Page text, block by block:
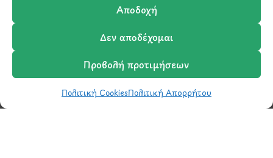
Αποδοχή
Δεν αποδέχομαι
Προβολή προτιμήσεων
Πολιτική CookiesΠολιτική Απορρήτου
Μάθετε πρώτοι τα νέα
και τις προσφορές
μας.
ΚαλάθιΣύγκριση
Ο Λογαριασμός μου